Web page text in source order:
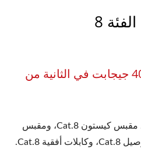
8
إيثرنت عالي السرعة 40 جيجابت في الثانية من
سلسلة منتجات كاملة تشمل مقبس كيستون Cat.8، ومقبس
إنهاء ميداني Cat.8، وسلك توصيل Cat.8، وكابلات أفقية Cat.8.